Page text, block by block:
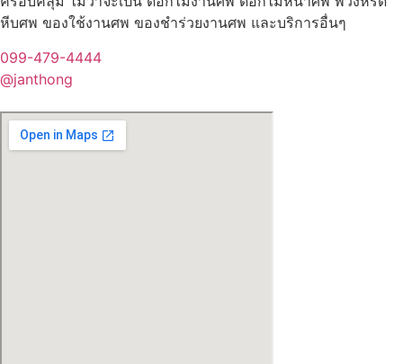
หีบศพ ของใช้งานศพ ของชำร่วยงานศพ และบริการอื่นๆ
099-479-4444
@janthong